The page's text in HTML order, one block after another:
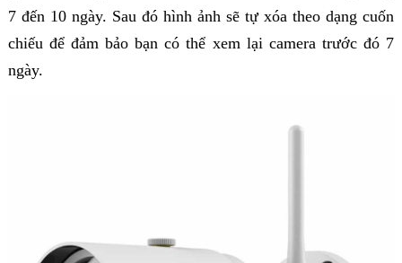
7 đến 10 ngày. Sau đó hình ảnh sẽ tự xóa theo dạng cuốn
chiếu để đảm bảo bạn có thể xem lại camera trước đó 7
ngày.